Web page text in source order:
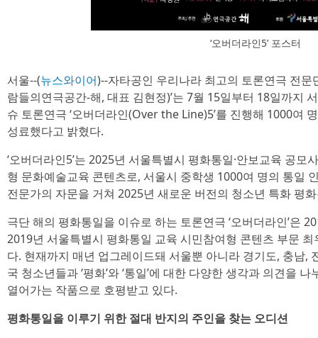
‘오버더라인5’ 포스터
서울--(뉴스와이어)--자타공인 우리나라 최고의 토론연극 전문
람들의연극공간-해, 대표 김현정)’는 7월 15일부터 18일까지
슈 토론연극 ‘오버더라인(Over the Line)5’를 진행해 1000여
성료했다고 밝혔다.
‘오버더라인5’는 2025년 서울특별시 평화통일·안보교육 공
형 문화예술교육 콘텐츠로, 서울시 중학생 1000여 명의 통일
전문가의 자문을 거쳐 2025년 새로운 버전의 청소년 특화 평
극단 해의 평화통일을 이슈로 하는 토론연극 ‘오버더라인’은
2019년 서울특별시 평화통일 교육 시민참여형 콘텐츠 부문
다. 현재까지 매년 업그레이드돼 서울뿐 아니라 경기도, 충남,
국 청소년들과 ‘평화’와 ‘통일’에 대한 다양한 생각과 의견을
열어가는 작품으로 호평받고 있다.
평화통일을 이루기 위한 절대 반지의 주인을 찾는 오디션